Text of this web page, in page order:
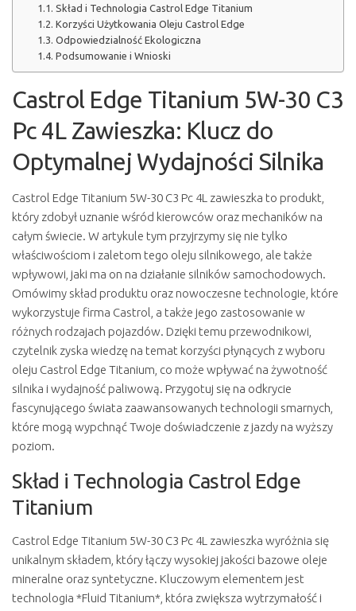
Skład i Technologia Castrol Edge Titanium
Korzyści Użytkowania Oleju Castrol Edge
Odpowiedzialność Ekologiczna
Podsumowanie i Wnioski
Castrol Edge Titanium 5W-30 C3
Pc 4L Zawieszka: Klucz do
Optymalnej Wydajności Silnika
Castrol Edge Titanium 5W-30 C3 Pc 4L zawieszka to produkt,
który zdobył uznanie wśród kierowców oraz mechaników na
całym świecie. W artykule tym przyjrzymy się nie tylko
właściwościom i zaletom tego oleju silnikowego, ale także
wpływowi, jaki ma on na działanie silników samochodowych.
Omówimy skład produktu oraz nowoczesne technologie, które
wykorzystuje firma Castrol, a także jego zastosowanie w
różnych rodzajach pojazdów. Dzięki temu przewodnikowi,
czytelnik zyska wiedzę na temat korzyści płynących z wyboru
oleju Castrol Edge Titanium, co może wpływać na żywotność
silnika i wydajność paliwow ą. Przygotuj się na odkrycie
fascynującego świata zaawansowanych technologii smarnych,
które mogą wypchnąć Twoje doświadczenie z jazdy na wyższy
poziom.
Skład i Technologia Castrol Edge
Titanium
Castrol Edge Titanium 5W-30 C3 Pc 4L zawieszka wyróżnia się
unikalnym składem, który łączy wysokiej jakości bazowe oleje
mineralne oraz syntetyczne. Kluczowym elementem jest
technologia *Fluid Titanium*, która zwiększa wytrzymałość i